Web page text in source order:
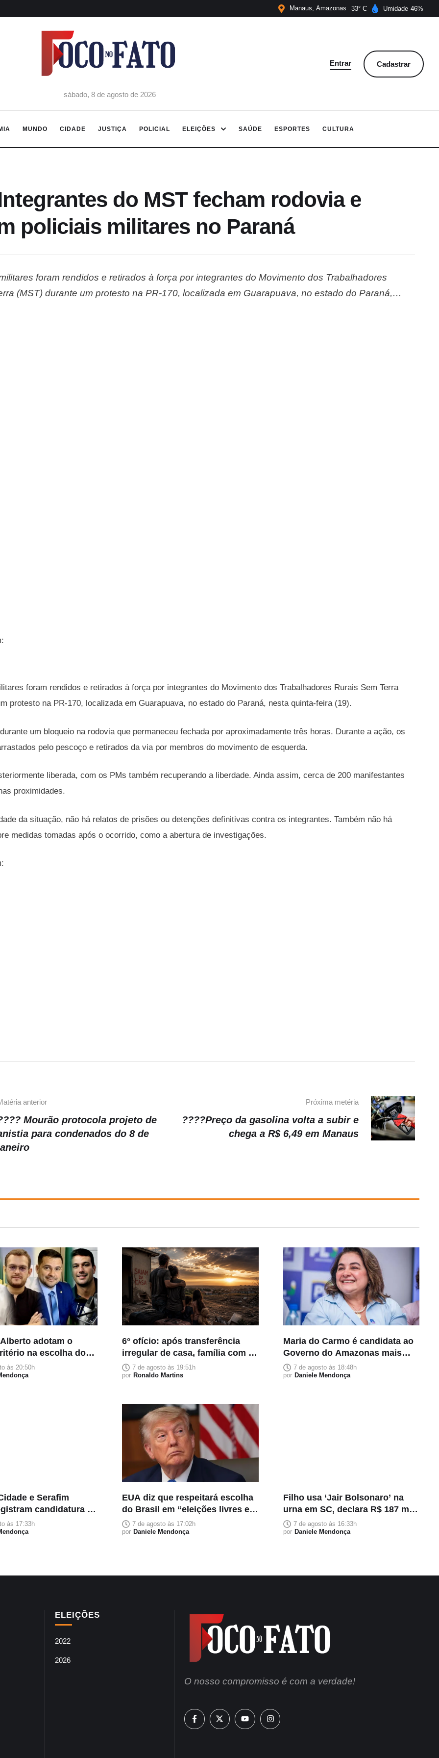
Manaus Amazonas 33 Umidade 46
sábado, 8 de agosto de 2026
Entrar Cadastrar
MUNDO CIDADE JUSTIÇA POLICIAL ELEIÇÕES SAÚDE ESPORTES CULTURA
do MST fecham rodovia e
policiais militares no Paraná
foram rendidos e retirados à força por integrantes do Movimento dos Trabalhadores
(MST) durante um protesto na PR-170, localizada em Guarapuava, no estado do Paraná,
foram rendidos e retirados à força por integrantes do Movimento dos Trabalhadores Rurais Sem Terra
protesto na PR-170, localizada em Guarapuava, no estado do Paraná, nesta quinta-feira (19).
um bloqueio na rodovia que permaneceu fechada por aproximadamente três horas. Durante a ação, os
pelo pescoço e retirados da via por membros do movimento de esquerda.
liberada, com os PMs também recuperando a liberdade. Ainda assim, cerca de 200 manifestantes
proximidades.
da situação, não há relatos de prisões ou detenções definitivas contra os integrantes. Também não há
medidas tomadas após o ocorrido, como a abertura de investigações.
anterior
Mourão protocola projeto de
para condenados do 8 de
Próxima metéria
????Preço da gasolina volta a subir e
chega a R$ 6,49 em Manaus
adotam o
na escolha dos
confiança acima da
política
às 20:50h
6° ofício: após transferência
irregular de casa, família com 5
pessoas teme despejo
7 de agosto às 19:51h
por Ronaldo Martins
Maria do Carmo é candidata ao
Governo do Amazonas mais
rica e declara patrimônio de R$
118 milhões
7 de agosto às 18:48h
por Daniele Mendonça
e Serafim
candidatura à
TRE-AM
às 17:33h
EUA diz que respeitará escolha
do Brasil em “eleições livres e
justas”
7 de agosto às 17:02h
por Daniele Mendonça
Filho usa ‘Jair Bolsonaro’ na
urna em SC, declara R$ 187 mil
em bens
7 de agosto às 16:33h
por Daniele Mendonça
ELEIÇÕES
2022
2026
O nosso compromisso é com a verdade!